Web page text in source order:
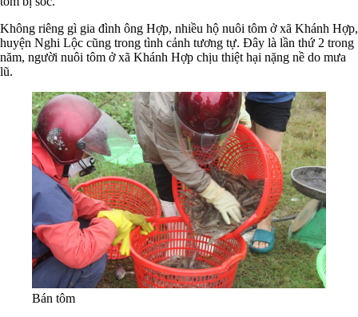
Không riêng gì gia đình ông Hợp, nhiều hộ nuôi tôm ở xã Khánh Hợp,
huyện Nghi Lộc cũng trong tình cảnh tương tự. Đây là lần thứ 2 trong
năm, người nuôi tôm ở xã Khánh Hợp chịu thiệt hại nặng nề do mưa
lũ.
Bán tôm